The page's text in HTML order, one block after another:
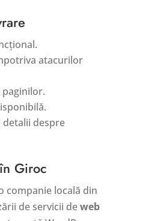
atacurilor
detalii despre
Giroc
companie locală din
de servicii deweb